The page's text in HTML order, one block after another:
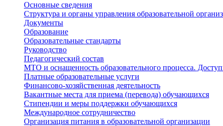
Основные сведения
Структура и органы управления образовательной
Документы
Образование
Образовательные стандарты
Руководство
Педагогический состав
МТО и оснащенность образовательного процесса.
Платные образовательные услуги
Финансово-хозяйственная деятельность
Вакантные места для приема (перевода) обучающихся
Стипендии и меры поддержки обучающихся
Международное сотрудничество
Организация питания в образовательной организации